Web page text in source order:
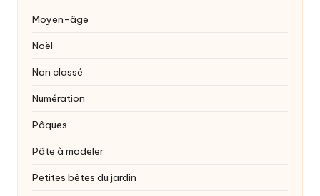
Moyen-âge
Noël
Non classé
Numération
Pâques
Pâte à modeler
Petites bêtes du jardin